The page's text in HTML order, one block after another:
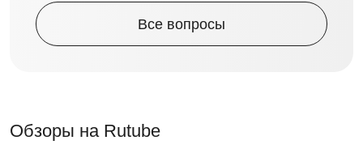
Все вопросы
Обзоры на Rutube